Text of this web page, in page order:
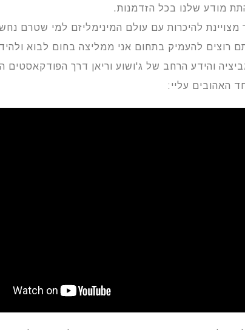
מודע שלנו בכל הזדמנות.
להיכרות עם עולם המינימליזם למי שטרם
רוצים להעמיק בתחום אני ממליצה בחום לבוא
והידע הרחב של ג'ושוע וריאן דרך הפודקאסטים
האהובים עליי: